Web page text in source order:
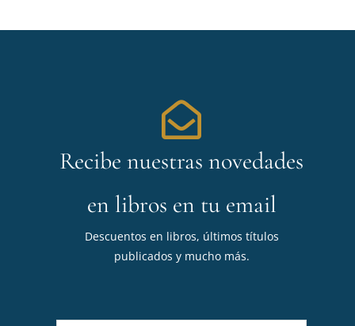
Recibe nuestras novedades
en libros en tu email
Descuentos en libros, últimos títulos
publicados y mucho más.